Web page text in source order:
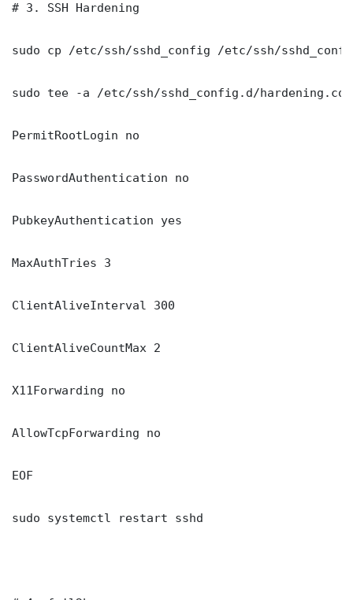
# 3. SSH Hardening
sudo cp /etc/ssh/sshd_config /etc/ssh/
sudo tee -a /etc/ssh/sshd_config.d/
PermitRootLogin no
PasswordAuthentication no
PubkeyAuthentication yes
MaxAuthTries 3
ClientAliveInterval 300
ClientAliveCountMax 2
X11Forwarding no
AllowTcpForwarding no
EOF
sudo systemctl restart sshd